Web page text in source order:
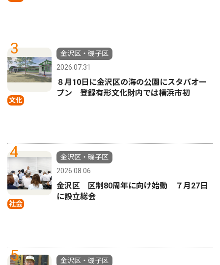
3
文化
金沢区・磯子区
2026.07.31
８月10日に金沢区の海の公園にスタバオー
プン 登録有形文化財内では横浜市初
4
社会
金沢区・磯子区
2026.08.06
金沢区 区制80周年に向け始動 ７月27日
に設立総会
5
金沢区・磯子区